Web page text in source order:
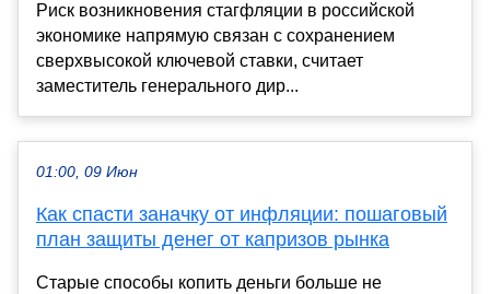
Риск возникновения стагфляции в российской
экономике напрямую связан с сохранением
сверхвысокой ключевой ставки, считает
заместитель генерального дир...
01:00, 09 Июн
Как спасти заначку от инфляции: пошаговый
план защиты денег от капризов рынка
Старые способы копить деньги больше не